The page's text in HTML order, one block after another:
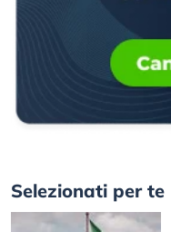
Selezionati per te